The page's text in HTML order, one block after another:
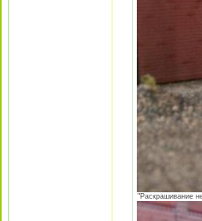
"Раскрашивание